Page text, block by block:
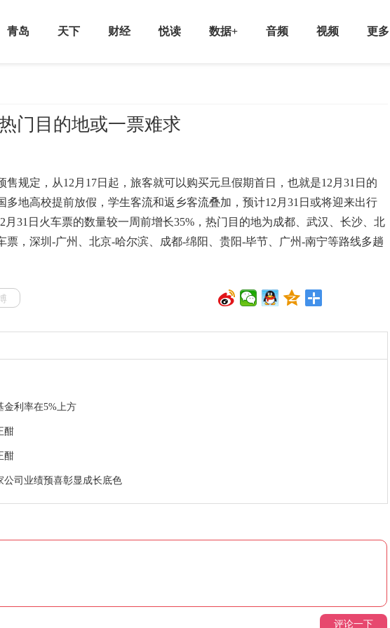
青岛 天下 财经 悦读 数据+ 音频 视频 更多
门目的地或一票难求
定，从12月17日起，旅客就可以购买元旦假期首日，也就是12月31日的
多地高校提前放假，学生客流和返乡客流叠加，预计12月31日或将迎来出行
月31日火车票的数量较一周前增长35%，热门目的地为成都、武汉、长沙、北
票，深圳-广州、北京-哈尔滨、成都-绵阳、贵阳-毕节、广州-南宁等路线多趟
金利率在5%上方
酣
酣
公司业绩预喜彰显成长底色
评论一下